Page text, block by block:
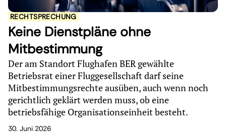
RECHTSPRECHUNG
Keine Dienstpläne ohne
Mitbestimmung
Der am Standort Flughafen BER gewählte
Betriebsrat einer Fluggesellschaft darf seine
Mitbestimmungsrechte ausüben, auch wenn noch
gerichtlich geklärt werden muss, ob eine
betriebsfähige Organisationseinheit besteht.
30. Juni 2026